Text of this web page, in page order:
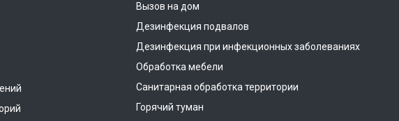
Вызов на дом
Дезинфекция подвалов
Дезинфекция при инфекционных заболеваниях
Обработка мебели
Санитарная обработка территории
Горячий туман